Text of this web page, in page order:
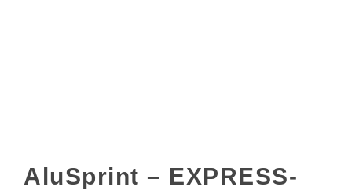
AluSprint – EXPRESS-